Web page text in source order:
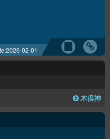
2026-02-01
木俣神